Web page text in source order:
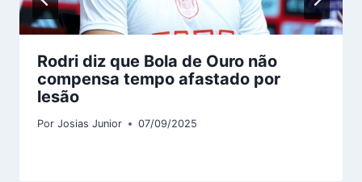
Rodri diz que Bola de Ouro não
compensa tempo afastado por
lesão
Por Josias Junior 07/09/2025